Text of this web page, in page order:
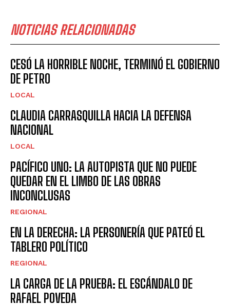
NOTICIAS RELACIONADAS
CESÓ LA HORRIBLE NOCHE, TERMINÓ EL GOBIERNO
DE PETRO
LOCAL
CLAUDIA CARRASQUILLA HACIA LA DEFENSA
NACIONAL
LOCAL
PACÍFICO UNO: LA AUTOPISTA QUE NO PUEDE
QUEDAR EN EL LIMBO DE LAS OBRAS
INCONCLUSAS
REGIONAL
EN LA DERECHA: LA PERSONERÍA QUE PATEÓ EL
TABLERO POLÍTICO
REGIONAL
LA CARGA DE LA PRUEBA: EL ESCÁNDALO DE
RAFAEL POVEDA